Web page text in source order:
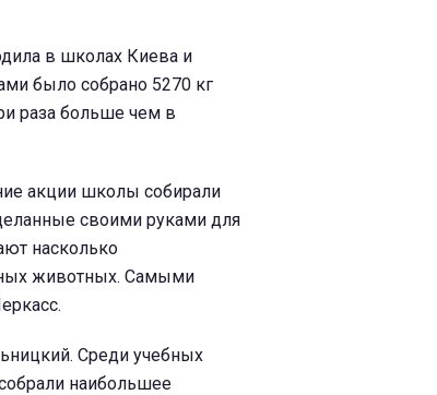
в школах Киева и
было собрано 5270 кг
раза больше чем в
акции школы собирали
своими руками для
насколько
животных. Самыми
Среди учебных
наибольшее